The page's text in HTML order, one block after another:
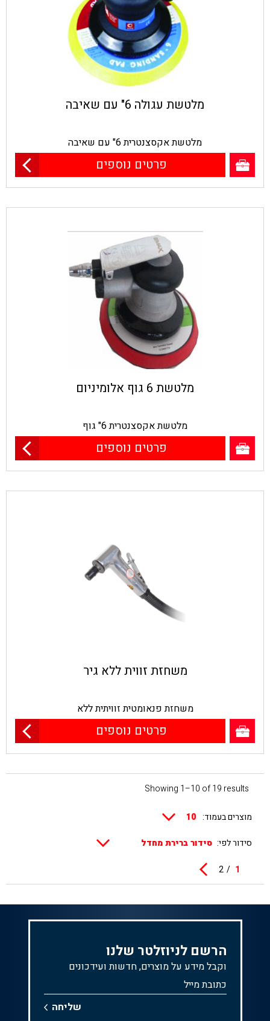
מלטשת עגולה 6" עם שאיבה
מלטשת אקסצנטרית 6" עם שאיבה
פרטים נוספים
מלטשת 6 גוף אלומיניום
מלטשת אקסצנטרית 6" גוף
פרטים נוספים
משחזת זווית ללא גיר
משחזת פנאומטית זוויתית ללא
פרטים נוספים
Showing 1–10 of 19 results
מוצרים בעמוד:
סידור לפי:
1
2
הרשם לניוזלטר שלנו
וקבל מידע על מוצרים, חדשות ועידכונים